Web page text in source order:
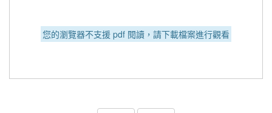
您的瀏覽器不支援 pdf 閱讀，請下載檔案進行觀看